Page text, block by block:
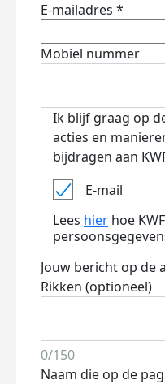
E-mailadres *
Mobiel nummer
Ik blijf graag op
acties en
bijdragen aan
E-mail
Lees hier hoe
Jouw bericht op de
Rikken (optioneel)
0/150
Naam die op de